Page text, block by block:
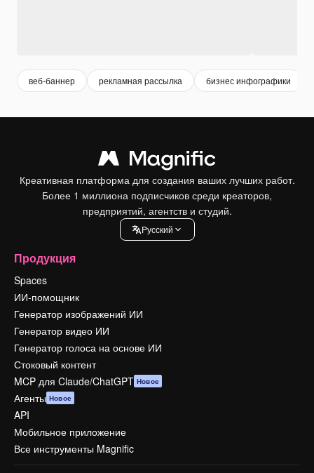
веб-баннер рекламная рассылка бизнес инфографики
Креативная платформа для создания ваших лучших работ.
Более 1 миллиона подписчиков среди креаторов,
предприятий, агентств и студий.
Pусский
Продукция
Spaces
ИИ-помощник
Генератор изображений ИИ
Генератор видео ИИ
Генератор голоса на основе ИИ
Стоковый контент
MCP для Claude/ChatGPT Новое
Агенты Новое
API
Мобильное приложение
Все инструменты Magnific